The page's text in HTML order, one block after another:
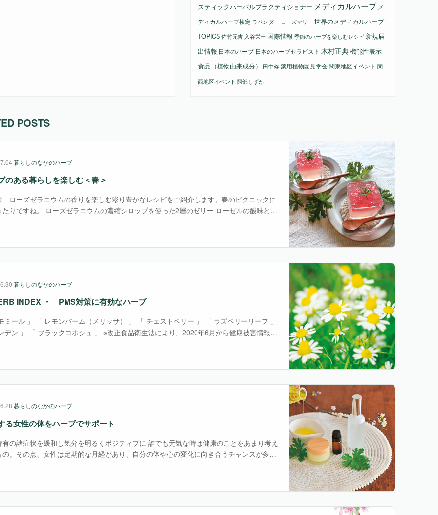
スティックハーバルプラクティショナー メディカルハーブ メ
ディカルハーブ検定 ラベンダー ローズマリー 世界のメディカルハーブ
TOPICS佐竹元吉 入谷栄一 国際情報 季節のハーブを楽しむレシピ 新規届
出情報 日本のハーブ 日本のハーブセラピスト 木村正典機能性表示
食品（植物由来成分）
田中修 薬用植物園見学会関東地区イベント 関
西地区イベント 阿部しずか
POSTS
暮らしのなかのハーブ
のある暮らしを楽しむ＜春＞
、ローズゼラニウムの香りを楽しむ彩り豊かなレシピをご紹介します。春のピクニックに
たりですね。 ローズゼラニウムの濃縮シロップを使った2層のゼリー ローゼルの酸味と色
暮らしのなかのハーブ
INDEX ・ PMS対策に有効なハーブ
ミール 」 「 レモンバーム（メリッサ） 」 「 チェストベリー 」 「 ラズベリーリーフ 」
デン 」 「 ブラックコホシュ 」 ※改正食品衛生法により、2020年6月から健康被害情報の
暮らしのなかのハーブ
る女性の体をハーブでサポート
有の諸症状を緩和し気分を明るくポジティブに 誰でも元気な時は健康のことをあまり考え
の。その点、女性は定期的な月経があり、自分の体や心の変化に向き合うチャンスが多い